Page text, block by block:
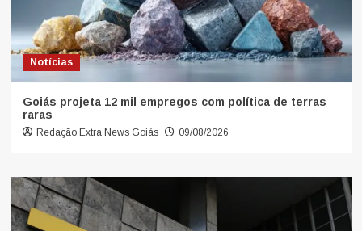
Notícias
Goiás projeta 12 mil empregos com política de terras
raras
Redação Extra News Goiás 09/08/2026